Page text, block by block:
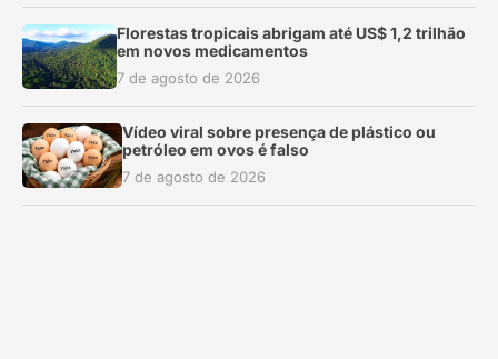
Florestas tropicais abrigam até US$ 1,2 trilhão
em novos medicamentos
7 de agosto de 2026
Vídeo viral sobre presença de plástico ou
petróleo em ovos é falso
7 de agosto de 2026